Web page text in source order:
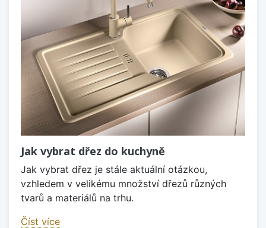
Jak vybrat dřez do kuchyně
Jak vybrat dřez je stále aktuální otázkou,
vzhledem v velikému množství dřezů různých
tvarů a materiálů na trhu.
Číst více